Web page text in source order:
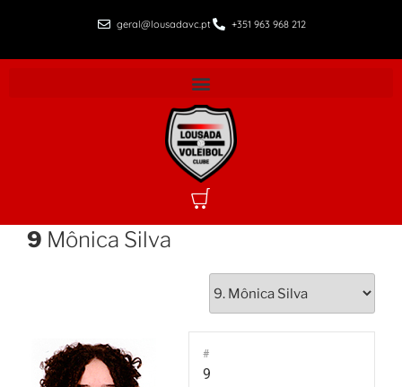
geral@lousadavc.pt +351 963 968 212
9 Mônica Silva
#
9